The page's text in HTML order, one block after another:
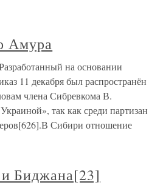
Амура
на основании
11 декабря был распространён
члена Сибревкома В.
так как среди партизан
Сибири отношение
Биджана[23]